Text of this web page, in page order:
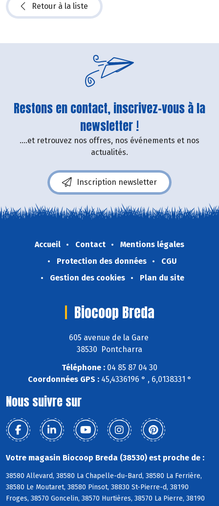
Retour à la liste
Restons en contact, inscrivez-vous à la
newsletter !
....et retrouvez nos offres, nos événements et nos
actualités.
Inscription newsletter
Accueil Contact
Mentions légales
Protection des données
CGU
Gestion des cookies
Plan du site
Biocoop Breda
605 avenue de la Gare
38530 Pontcharra
Téléphone : 04 85 87 04 30
Coordonnées GPS :45,4336196 ° , 6,0138331 °
Nous suivre sur
Votre magasin Biocoop Breda (38530) est proche de :
38580 Allevard, 38580 La Chapelle-du-Bard, 38580 La Ferrière,
38580 Le Moutaret, 38580 Pinsot, 38830 St-Pierre-d, 38190
Froges, 38570 Goncelin, 38570 Hurtières, 38570 La Pierre, 38190